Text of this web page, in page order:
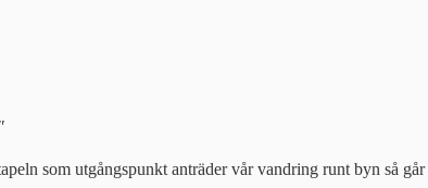
som utgångspunkt anträder vår vandring runt byn så